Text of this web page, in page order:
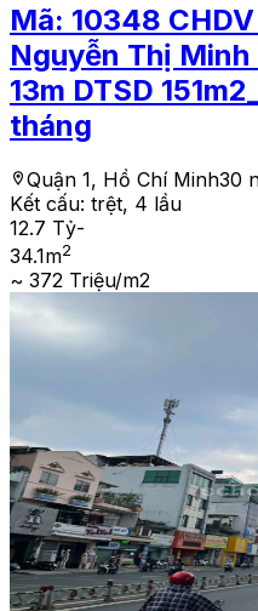
Mã: 10348
Nguyễn Thị Minh
13m DTSD
tháng
Quận 1, Hồ Chí Minh30
Kết cấu: trệt, 4 lầu
12.7 Tỷ-
34.1m2
~ 372 Triệu/m2